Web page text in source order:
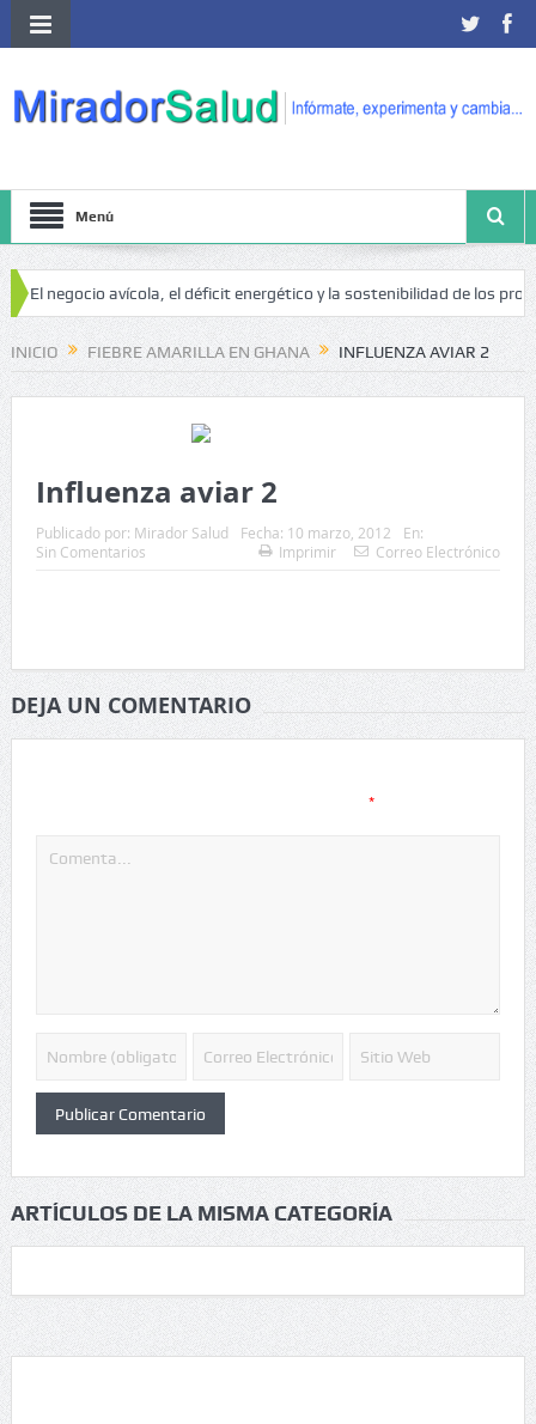
Menú
El negocio avícola, el déficit energético y la sostenibilidad de los
de cáncer
INICIO FIEBRE AMARILLA EN GHANA INFLUENZA AVIAR 2
Influenza aviar 2
Publicado por: Mirador Salud Fecha: 10 marzo, 2012
En:
Sin Comentarios
Imprimir Correo Electrónico
DEJA UN COMENTARIO
*
ARTÍCULOS DE LA MISMA CATEGORÍA